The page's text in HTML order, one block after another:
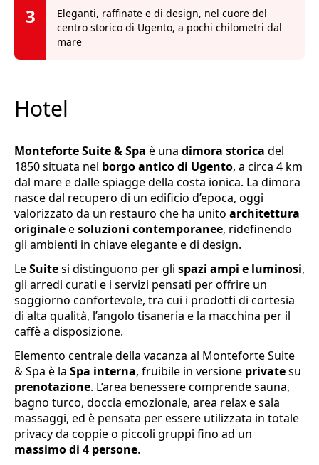
3
Eleganti, raffinate e di design, nel cuore del
centro storico di Ugento, a pochi chilometri dal
mare
Hotel
Monteforte Suite & Spa è una dimora storica del
1850 situata nel borgo antico di Ugento, a circa 4 km
dal mare e dalle spiagge della costa ionica. La dimora
nasce dal recupero di un edificio d’epoca, oggi
valorizzato da un restauro che ha unito architettura
originaleesoluzioni contemporanee, ridefinendo
gli ambienti in chiave elegante e di design.
LeSuitesi distinguono per gli spazi ampi e luminosi,
gli arredi curati e i servizi pensati per offrire un
soggiorno confortevole, tra cui i prodotti di cortesia
di alta qualità, l’angolo tisaneria e la macchina per il
caffè a disposizione.
Elemento centrale della vacanza al Monteforte Suite
& Spa è la Spa interna, fruibile in versione privatesu
prenotazione. L’area benessere comprende sauna,
bagno turco, doccia emozionale, area relax e sala
massaggi, ed è pensata per essere utilizzata in totale
privacy da coppie o piccoli gruppi fino ad un
massimo di 4 persone.